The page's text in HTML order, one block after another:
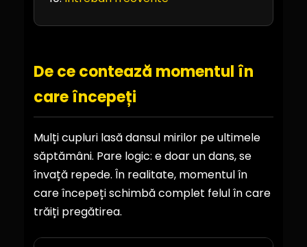
De ce contează momentul în
care începeți
Mulți cupluri lasă dansul mirilor pe ultimele
săptămâni. Pare logic: e doar un dans, se
învață repede. În realitate, momentul în
care începeți schimbă complet felul în care
trăiți pregătirea.